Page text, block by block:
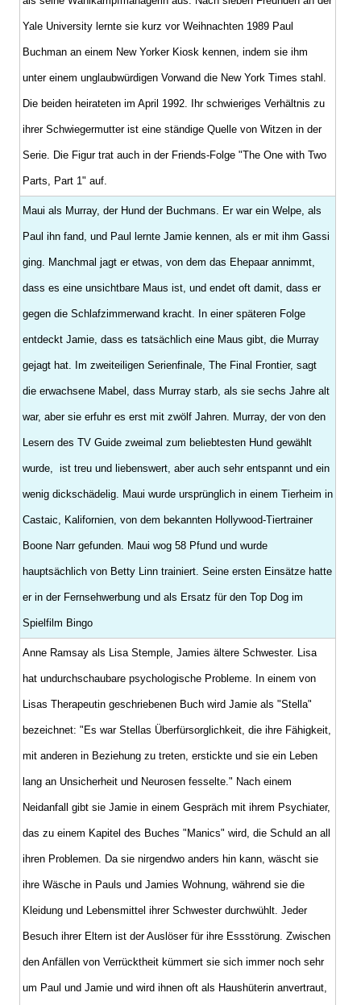
Yale University lernte sie kurz vor Weihnachten 1989 Paul
Buchman an einem New Yorker Kiosk kennen, indem sie ihm
unter einem unglaubwürdigen Vorwand die New York Times stahl.
Die beiden heirateten im April 1992. Ihr schwieriges Verhältnis zu
ihrer Schwiegermutter ist eine ständige Quelle von Witzen in der
Serie. Die Figur trat auch in der Friends-Folge "The One with Two
Parts, Part 1" auf.
Maui als Murray, der Hund der Buchmans. Er war ein Welpe, als
Paul ihn fand, und Paul lernte Jamie kennen, als er mit ihm Gassi
ging. Manchmal jagt er etwas, von dem das Ehepaar annimmt,
dass es eine unsichtbare Maus ist, und endet oft damit, dass er
gegen die Schlafzimmerwand kracht. In einer späteren Folge
entdeckt Jamie, dass es tatsächlich eine Maus gibt, die Murray
gejagt hat. Im zweiteiligen Serienfinale, The Final Frontier, sagt
die erwachsene Mabel, dass Murray starb, als sie sechs Jahre alt
war, aber sie erfuhr es erst mit zwölf Jahren. Murray, der von den
Lesern des TV Guide zweimal zum beliebtesten Hund gewählt
wurde, ist treu und liebenswert, aber auch sehr entspannt und ein
wenig dickschädelig. Maui wurde ursprünglich in einem Tierheim in
Castaic, Kalifornien, von dem bekannten Hollywood-Tiertrainer
Boone Narr gefunden. Maui wog 58 Pfund und wurde
hauptsächlich von Betty Linn trainiert. Seine ersten Einsätze hatte
er in der Fernsehwerbung und als Ersatz für den Top Dog im
Spielfilm Bingo
Anne Ramsay als Lisa Stemple, Jamies ältere Schwester. Lisa
hat undurchschaubare psychologische Probleme. In einem von
Lisas Therapeutin geschriebenen Buch wird Jamie als "Stella"
bezeichnet: "Es war Stellas Überfürsorglichkeit, die ihre Fähigkeit,
mit anderen in Beziehung zu treten, erstickte und sie ein Leben
lang an Unsicherheit und Neurosen fesselte." Nach einem
Neidanfall gibt sie Jamie in einem Gespräch mit ihrem Psychiater,
das zu einem Kapitel des Buches "Manics" wird, die Schuld an all
ihren Problemen. Da sie nirgendwo anders hin kann, wäscht sie
ihre Wäsche in Pauls und Jamies Wohnung, während sie die
Kleidung und Lebensmittel ihrer Schwester durchwühlt. Jeder
Besuch ihrer Eltern ist der Auslöser für ihre Essstörung. Zwischen
den Anfällen von Verrücktheit kümmert sie sich immer noch sehr
um Paul und Jamie und wird ihnen oft als Haushüterin anvertraut,